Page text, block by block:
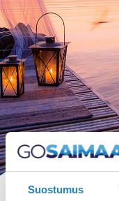
Suostumus